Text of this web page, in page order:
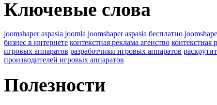
Ключевые слова
joomshaper aspasia joomla joomshaper aspasia бесплатно
бизнес в интернете контекстная реклама агенство контекстная
игровых аппаратов разработчики игровых аппаратов
производителей игровых аппаратов
Полезности